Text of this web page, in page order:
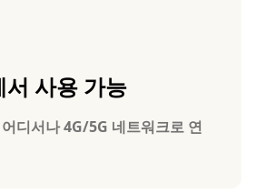
사용 가능
디서나 4G/5G 네트워크로 연